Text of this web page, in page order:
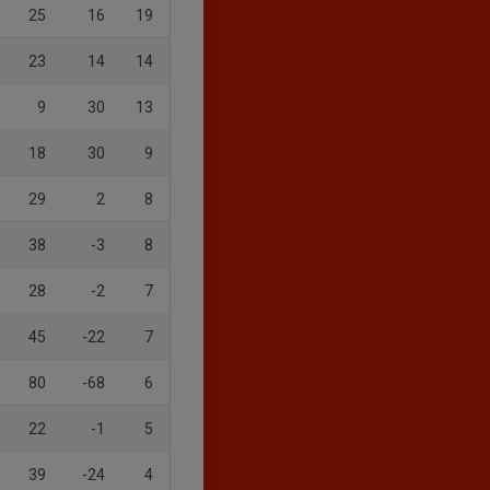
25 16 19
23 14 14
9 30 13
18 30 9
29 2 8
38 -3 8
28 -2 7
45 -22 7
80 -68 6
22 -1 5
39 -24 4